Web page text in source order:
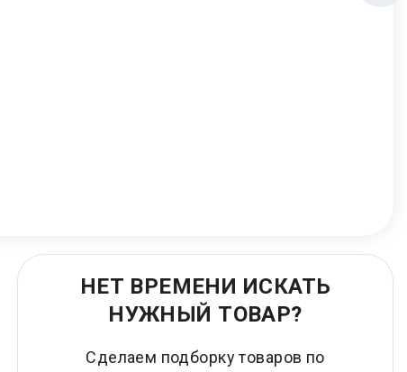
НЕТ ВРЕМЕНИ ИСКАТЬ
НУЖНЫЙ ТОВАР?
Сделаем подборку товаров по